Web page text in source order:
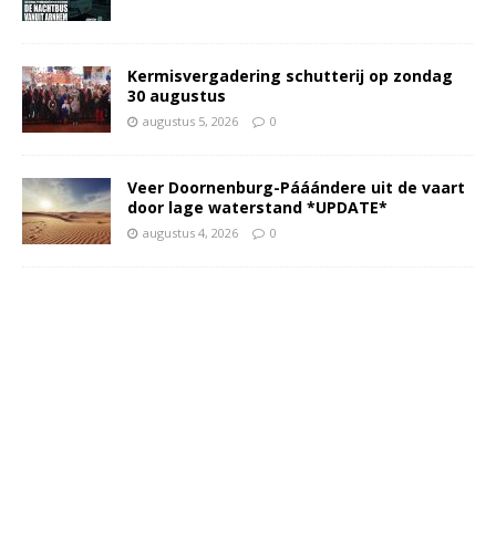
Kermisvergadering schutterij op zondag
30 augustus
augustus 5, 2026 0
Veer Doornenburg-Pááándere uit de vaart
door lage waterstand *UPDATE*
augustus 4, 2026 0